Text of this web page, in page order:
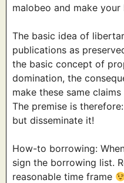
malobeo and make
The basic idea of
publications as
the basic concept of
domination, the
make these same
The premise is
but disseminate it!
How-to borrowing:
sign the borrowing list.
reasonable time frame